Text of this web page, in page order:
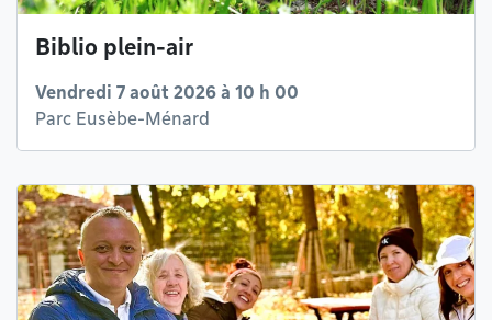
Biblio plein-air
Vendredi 7 août 2026 à 10 h 00
Parc Eusèbe-Ménard